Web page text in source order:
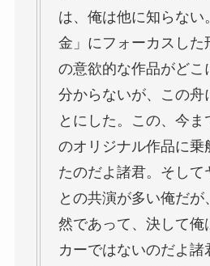
は、俺は他に知らない
金」にフォーカスした
の意欲的な作品がどこ
分からないが、この舟
とにした。この、今ま
のオリジナル作品に乗
たのだよ諸君。そして
との共演が多い俺だが
然であって、決して俺
カーではないのだよ諸